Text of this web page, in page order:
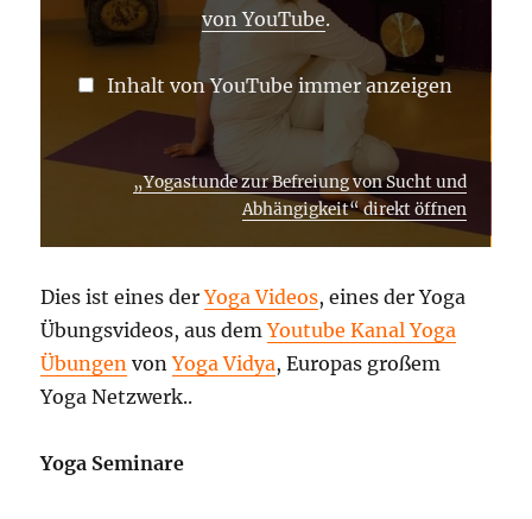
von YouTube.
Inhalt von YouTube immer anzeigen
„Yogastunde zur Befreiung von Sucht und
Abhängigkeit“ direkt öffnen
Dies ist eines derYoga Videos, eines der Yoga
Übungsvideos, aus demYoutube Kanal Yoga
Übungen vonYoga Vidya, Europas großem
Yoga Netzwerk..
Yoga Seminare